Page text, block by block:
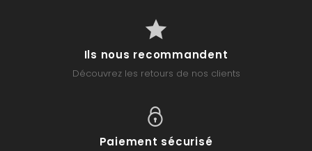
Ils nous recommandent
Découvrez les retours de nos clients
Paiement sécurisé